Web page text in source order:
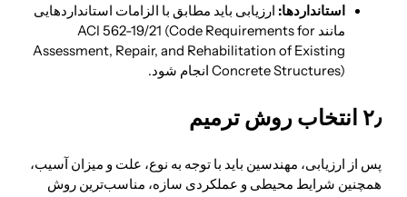
استانداردها: ارزیابی باید مطابق با الزامات استانداردهایی
مانند ACI 562-19/21 (Code Requirements for
Assessment, Repair, and Rehabilitation of Existing
Concrete Structures) انجام شود.
۲٫ انتخاب روش ترمیم
پس از ارزیابی، مهندسین باید با توجه به نوع، علت و میزان آسیب،
همچنین شرایط محیطی و عملکردی سازه، مناسب‌ترین روش